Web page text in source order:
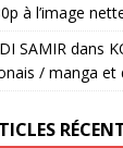
à l’image
SAMIR dans
/ manga et